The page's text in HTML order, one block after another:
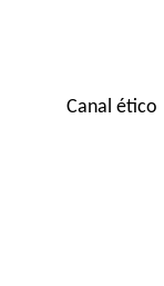
Canal ético